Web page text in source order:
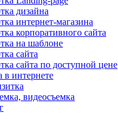
дизайна
интернет-магазина
корпоративного сайта
на шаблоне
сайта
сайта по доступной цене
в интернете
видеосъемка